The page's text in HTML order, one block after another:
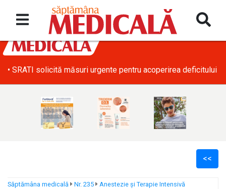
• SRATI solicită măsuri urgente pentru acoperirea deficitului
<<
Săptămâna medicală Nr. 235 Anestezie și Terapie Intensivă